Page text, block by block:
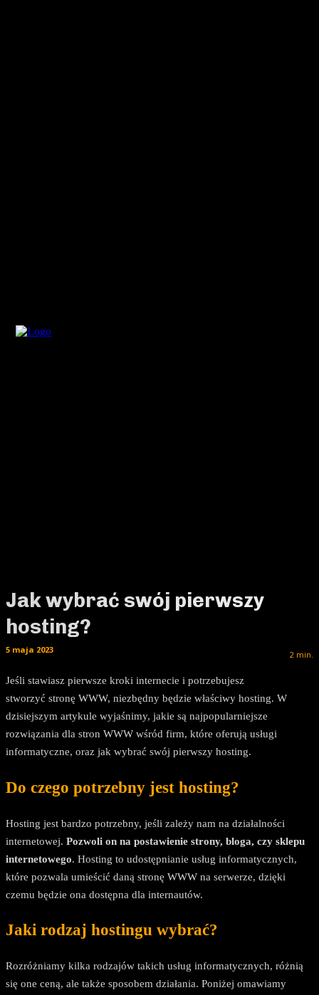
Jak wybrać swój pierwszy
hosting?
2 min.
5 maja 2023
Jeśli stawiasz pierwsze kroki internecie i potrzebujesz
stworzyć stronę WWW, niezbędny będzie właściwy hosting. W
dzisiejszym artykule wyjaśnimy, jakie są najpopularniejsze
rozwiązania dla stron WWW wśród firm, które oferują usługi
informatyczne, oraz jak wybrać swój pierwszy hosting.
Do czego potrzebny jest hosting?
Hosting jest bardzo potrzebny, jeśli zależy nam na działalności
internetowej. Pozwoli on na postawienie strony, bloga, czy sklepu
internetowego. Hosting to udostępnianie usług informatycznych,
które pozwala umieścić daną stronę WWW na serwerze, dzięki
czemu będzie ona dostępna dla internautów.
Jaki rodzaj hostingu wybrać?
Rozróżniamy kilka rodzajów takich usług informatycznych, różnią
się one ceną, ale także sposobem działania. Poniżej omawiamy